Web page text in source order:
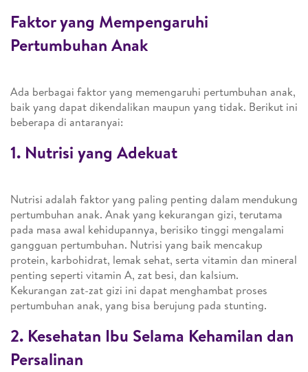
Faktor yang Mempengaruhi
Pertumbuhan Anak
Ada berbagai faktor yang memengaruhi pertumbuhan anak,
baik yang dapat dikendalikan maupun yang tidak. Berikut ini
beberapa di antaranyai:
1. Nutrisi yang Adekuat
Nutrisi adalah faktor yang paling penting dalam mendukung
pertumbuhan anak. Anak yang kekurangan gizi, terutama
pada masa awal kehidupannya, berisiko tinggi mengalami
gangguan pertumbuhan. Nutrisi yang baik mencakup
protein, karbohidrat, lemak sehat, serta vitamin dan mineral
penting seperti vitamin A, zat besi, dan kalsium.
Kekurangan zat-zat gizi ini dapat menghambat proses
pertumbuhan anak, yang bisa berujung pada stunting.
2. Kesehatan Ibu Selama Kehamilan dan
Persalinan